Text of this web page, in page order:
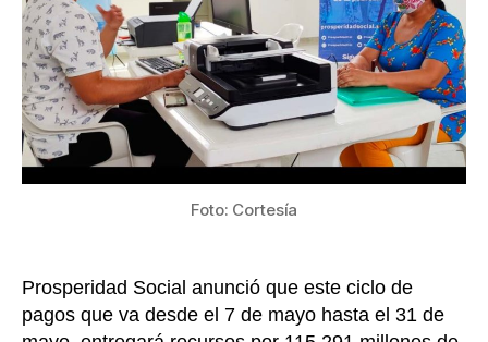
en
Acción
en
2021
Foto: Cortesía
Prosperidad Social anunció que este ciclo de
pagos que va desde el 7 de mayo hasta el 31 de